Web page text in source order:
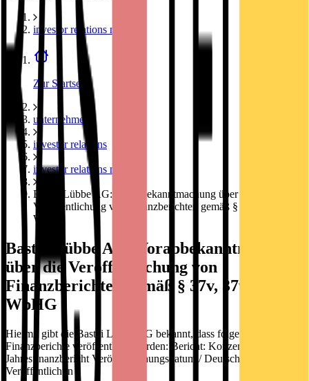
investor relations news
Zur Startseite
unternehmen
investor relations
investor relations news
Bastei Lübbe AG: Vorabbekanntmachung über die
Veröffentlichung von Finanzberichten gemäß § 37v, 37w, 37y
WpHG
Bastei Lübbe AG: Vorabbekanntmachung
über die Veröffentlichung von
Finanzberichten gemäß § 37v, 37w, 37y
WpHG
Hiermit gibt die Bastei Lübbe AG bekannt, dass folgende
Finanzberichte veröffentlicht werden: Bericht: Konzern-
Jahresfinanzbericht Veröffentlichungsdatum / Deutsch: 31.07.2017
Veröffentlichun